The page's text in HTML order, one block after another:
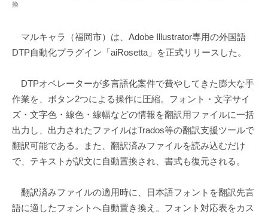
換
マルキャラ（福岡市）は、Adobe Illustrator専用の外国語
DTP自動化プラグイン「aiRosetta」を正式リリースした。
DTPオペレーターが多言語化案件で費やしてきた膨大な手
作業を、ボタン2つによる操作に圧縮。フォント・文字サイ
ズ・文字色・線色・線幅などの情報を翻訳用ファイルに一括
出力し、出力されたファイルはTrados等の翻訳支援ツールで
翻訳可能である。また、翻訳済みファイルを読み込むだけ
で、テキストが訳文に自動置換され、書式も復元される。
翻訳済みファイルの適用時に、日本語フォントを翻訳先言
語に適したフォントへ自動置き換え。フォント対応表をカス